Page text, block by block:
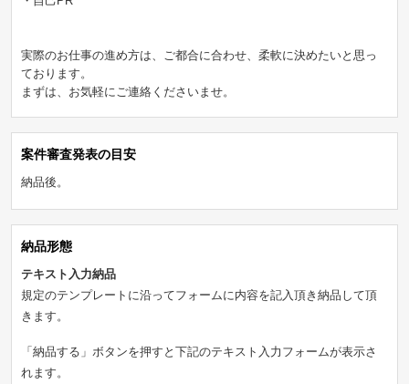
実際のお仕事の進め方は、ご都合に合わせ、柔軟に決めたいと思っ
ております。
まずは、お気軽にご連絡くださいませ。
案件審査発表の目安
納品後。
納品形態
テキスト入力納品
規定のテンプレートに沿ってフォームに内容を記入頂き納品して頂
きます。
「納品する」ボタンを押すと下記のテキスト入力フォームが表示さ
れます。